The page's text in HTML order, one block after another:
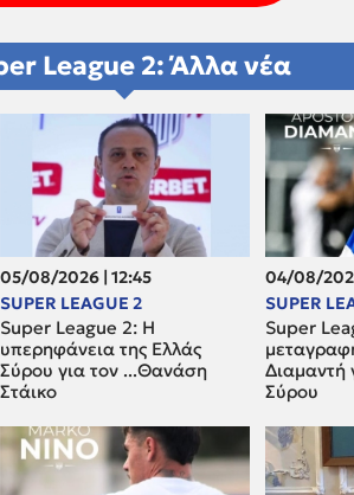
League 2: Άλλα νέα
05/08/2026 | 12:45
SUPER LEAGUE 2
Super League 2: H
υπερηφάνεια της Ελλάς
Σύρου για τον ...Θανάση
Στάικο
04/08/
SUPER
Super
Διαμαντή
Σύρου